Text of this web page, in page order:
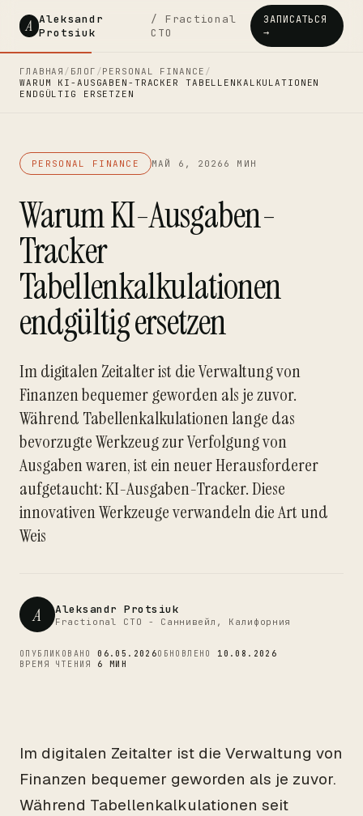
A Aleksandr
Protsiuk
/ Fractional
CTO
ЗАПИСАТЬСЯ
→
ГЛАВНАЯ / БЛОГ /PERSONAL FINANCE /
WARUM KI-AUSGABEN-TRACKER TABELLENKALKULATIONEN
ENDGÜLTIG ERSETZEN
PERSONAL FINANCE МАЙ 6, 2026 6 МИН
Warum KI-Ausgaben-
Tracker
Tabellenkalkulationen
endgültig ersetzen
Im digitalen Zeitalter ist die Verwaltung von
Finanzen bequemer geworden als je zuvor.
Während Tabellenkalkulationen lange das
bevorzugte Werkzeug zur Verfolgung von
Ausgaben waren, ist ein neuer Herausforderer
aufgetaucht: KI-Ausgaben-Tracker. Diese
innovativen Werkzeuge verwandeln die Art und
Weis
A Aleksandr Protsiuk
Fractional CTO - Саннивейл, Калифорния
ОПУБЛИКОВАНО06.05.2026ОБНОВЛЕНО 10.08.2026
ВРЕМЯ ЧТЕНИЯ 6 МИН
Im digitalen Zeitalter ist die Verwaltung von
Finanzen bequemer geworden als je zuvor.
Während Tabellenkalkulationen seit